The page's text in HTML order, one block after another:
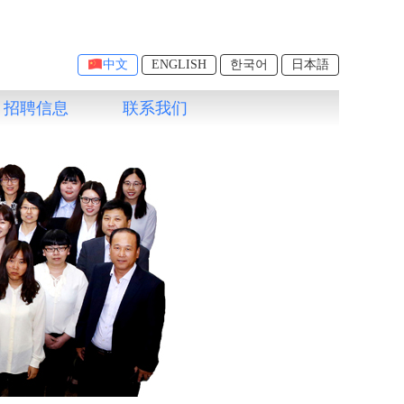
中文 ENGLISH 한국어 日本語
招聘信息 联系我们